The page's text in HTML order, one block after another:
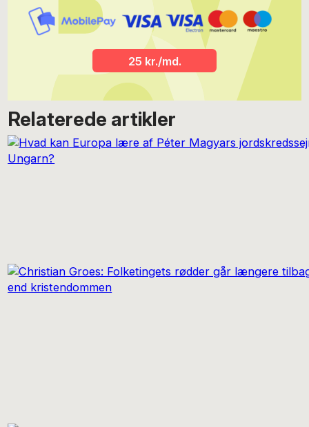
25 kr./md.
Relaterede artikler